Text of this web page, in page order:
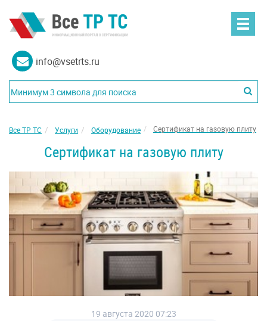
info@vsetrts.ru
Все ТР ТС Услуги Оборудование Сертификат на газовую плиту
Сертификат на газовую плиту
19 августа 2020 07:23